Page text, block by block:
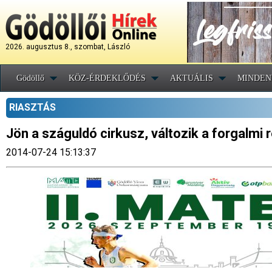
2026. augusztus 8., szombat, László
Gödöllő KÖZ-ÉRDEKLŐDÉS AKTUÁLIS
RIASZTÁS
Jön a száguldó cirkusz, változik a forgalmi
2014-07-24 15:13:37